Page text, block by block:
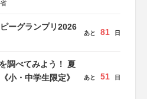
ーグランプリ2026
あと 81 日
調べてみよう！ 夏
小・中学生限定》
あと 51 日